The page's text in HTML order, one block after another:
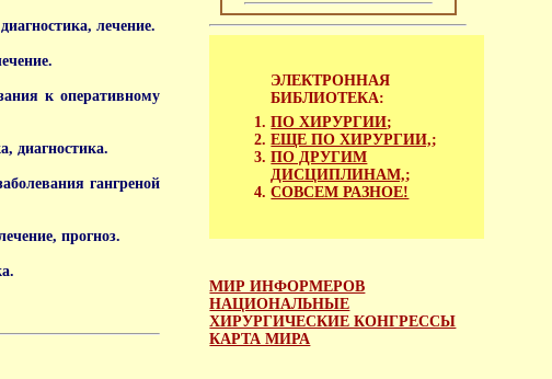
лечение.
к оперативному
диагностика.
гангреной
прогноз.
ЭЛЕКТРОННАЯ
БИБЛИОТЕКА:
ПО ХИРУРГИИ;
ЕЩЕ ПО ХИРУРГИИ,;
ПО ДРУГИМ
ДИСЦИПЛИНАМ,;
СОВСЕМ РАЗНОЕ!
МИР ИНФОРМЕРОВ
НАЦИОНАЛЬНЫЕ
ХИРУРГИЧЕСКИЕ КОНГРЕССЫ
КАРТА МИРА